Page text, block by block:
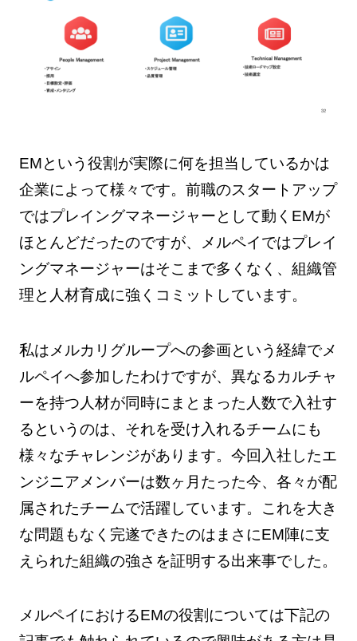
EMという役割が実際に何を担当しているかは
企業によって様々です。前職のスタートアップ
ではプレイングマネージャーとして動くEMが
ほとんどだったのですが、メルペイではプレイ
ングマネージャーはそこまで多くなく、組織管
理と人材育成に強くコミットしています。
私はメルカリグループへの参画という経緯でメ
ルペイへ参加したわけですが、異なるカルチャ
ーを持つ人材が同時にまとまった人数で入社す
るというのは、それを受け入れるチームにも
様々なチャレンジがあります。今回入社したエ
ンジニアメンバーは数ヶ月たった今、各々が配
属されたチームで活躍しています。これを大き
な問題もなく完遂できたのはまさにEM陣に支
えられた組織の強さを証明する出来事でした。
メルペイにおけるEMの役割については下記の